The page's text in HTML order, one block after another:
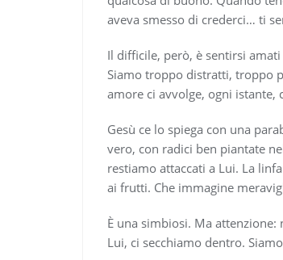
aveva smesso di crederci… ti
Il difficile, però, è sentirsi
Siamo troppo distratti, troppo
amore ci avvolge, ogni istante,
Gesù ce lo spiega con una
vero, con radici ben piantate
restiamo attaccati a Lui. La
ai frutti. Che immagine
È una simbiosi. Ma
Lui, ci secchiamo dentro.